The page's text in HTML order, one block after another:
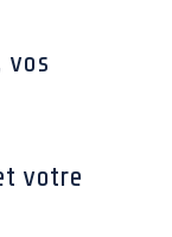
vos
votre